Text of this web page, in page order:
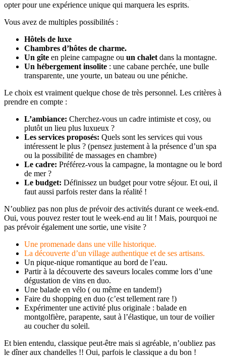
opter pour une expérience unique qui marquera les esprits.
Vous avez de multiples possibilités :
Hôtels de luxe
Chambres d’hôtes de charme.
Un gîte en pleine campagne ou un chalet dans la montagne.
Un hébergement insolite : une cabane perchée, une bulle
transparente, une yourte, un bateau ou une péniche.
Le choix est vraiment quelque chose de très personnel. Les critères à
prendre en compte :
L’ambiance: Cherchez-vous un cadre intimiste et cosy, ou
plutôt un lieu plus luxueux ?
Les services proposés: Quels sont les services qui vous
intéressent le plus ? (pensez justement à la présence d’un spa
ou la possibilité de massages en chambre)
Le cadre: Préférez-vous la campagne, la montagne ou le bord
de mer ?
Le budget: Définissez un budget pour votre séjour. Et oui, il
faut aussi parfois rester dans la réalité !
N’oubliez pas non plus de prévoir des activités durant ce week-end.
Oui, vous pouvez rester tout le week-end au lit ! Mais, pourquoi ne
pas prévoir également une sortie, une visite ?
Une promenade dans une ville historique.
La découverte d’un village authentique et de ses artisans.
Un pique-nique romantique au bord de l’eau.
Partir à la découverte des saveurs locales comme lors d’une
dégustation de vins en duo.
Une balade en vélo ( ou même en tandem!)
Faire du shopping en duo (c’est tellement rare !)
Expérimenter une activité plus originale : balade en
montgolfière, parapente, saut à l’élastique, un tour de voilier
au coucher du soleil.
Et bien entendu, classique peut-être mais si agréable, n’oubliez pas
le dîner aux chandelles !! Oui, parfois le classique a du bon !